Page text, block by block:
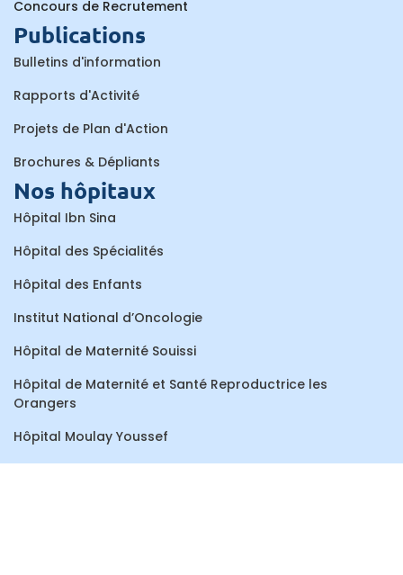
Concours de Recrutement
Publications
Bulletins d'information
Rapports d'Activité
Projets de Plan d'Action
Brochures & Dépliants
Nos hôpitaux
Hôpital Ibn Sina
Hôpital des Spécialités
Hôpital des Enfants
Institut National d’Oncologie
Hôpital de Maternité Souissi
Hôpital de Maternité et Santé Reproductrice les
Orangers
Hôpital Moulay Youssef
Centre de Consultations et de Traitements Dentaires